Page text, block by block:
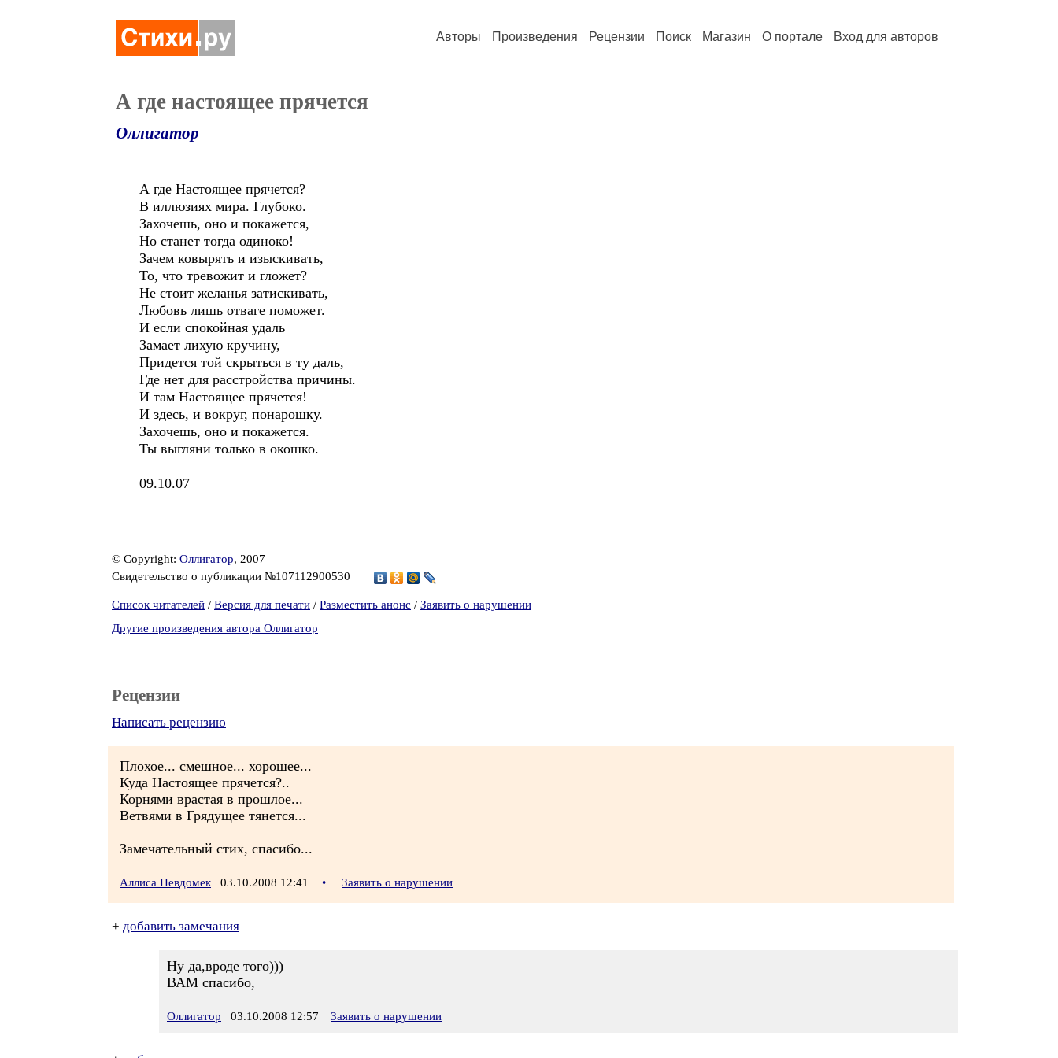
Авторы Произведения Рецензии Поиск Магазин О портале Вход для авторов
А где настоящее прячется
Оллигатор
А где Настоящее прячется?
В иллюзиях мира. Глубоко.
Захочешь, оно и покажется,
Но станет тогда одиноко!
Зачем ковырять и изыскивать,
То, что тревожит и гложет?
Не стоит желанья затискивать,
Любовь лишь отваге поможет.
И если спокойная удаль
Замает лихую кручину,
Придется той скрыться в ту даль,
Где нет для расстройства причины.
И там Настоящее прячется!
И здесь, и вокруг, понарошку.
Захочешь, оно и покажется.
Ты выгляни только в окошко.
09.10.07
© Copyright: Оллигатор, 2007
Свидетельство о публикации №107112900530
Список читателей / Версия для печати / Разместить анонс / Заявить о нарушении
Другие произведения автора Оллигатор
Рецензии
Написать рецензию
Плохое... смешное... хорошее...
Куда Настоящее прячется?..
Корнями врастая в прошлое...
Ветвями в Грядущее тянется...
Замечательный стих, спасибо...
Аллиса Невдомек 03.10.2008 12:41 • Заявить о нарушении
+ добавить замечания
Ну да,вроде того)))
ВАМ спасибо,
Оллигатор 03.10.2008 12:57 Заявить о нарушении